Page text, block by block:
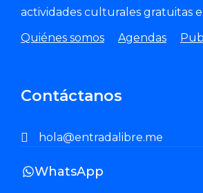
actividades culturales gratuitas
Quiénes somos
Agendas
Contáctanos
hola@entradalibre.me
WhatsApp